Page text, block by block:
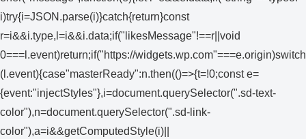
i)try{i=JSON.parse(i)}catch{return}const
r=i&&i.type,l=i&&i.data;if("likesMessage"!==r||void
0===l.event)return;if("https://widgets.wp.com"===e.origin)switch
(l.event){case"masterReady":n.then(()=>{t=!0;const e=
{event:"injectStyles"},i=document.querySelector(".sd-text-
color"),n=document.querySelector(".sd-link-
color"),a=i&&getComputedStyle(i)||